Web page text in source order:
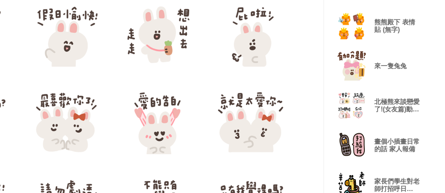
熊熊殿下 表情
貼 (無字)
來一隻兔兔
北極熊來談戀愛
了!(女友篇)動態
畫個小插畫日常
的話 家人報備
家長們學生對老
師打招呼日